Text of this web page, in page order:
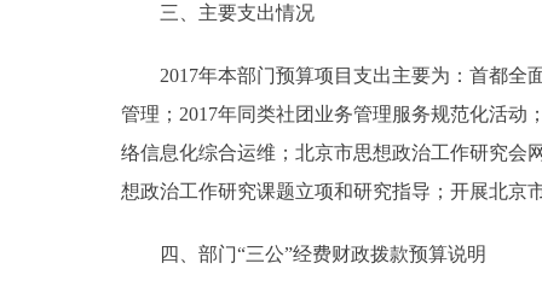
三、主要支出情况
2017年本部门预算项目支出主要为：首都全
管理；2017年同类社团业务管理服务规范化活
络信息化综合运维；北京市思想政治工作研究会
想政治工作研究课题立项和研究指导；开展北京
四、部门“三公”经费财政拨款预算说明